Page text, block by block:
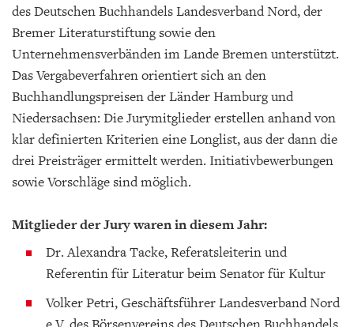
des Deutschen Buchhandels Landesverband Nord, der
Bremer Literaturstiftung sowie den
Unternehmensverbänden im Lande Bremen unterstützt.
Das Vergabeverfahren orientiert sich an den
Buchhandlungspreisen der Länder Hamburg und
Niedersachsen: Die Jurymitglieder erstellen anhand von
klar definierten Kriterien eine Longlist, aus der dann die
drei Preisträger ermittelt werden. Initiativbewerbungen
sowie Vorschläge sind möglich.
Mitglieder der Jury waren in diesem Jahr:
Dr. Alexandra Tacke, Referatsleiterin und
Referentin für Literatur beim Senator für Kultur
Volker Petri, Geschäftsführer Landesverband Nord